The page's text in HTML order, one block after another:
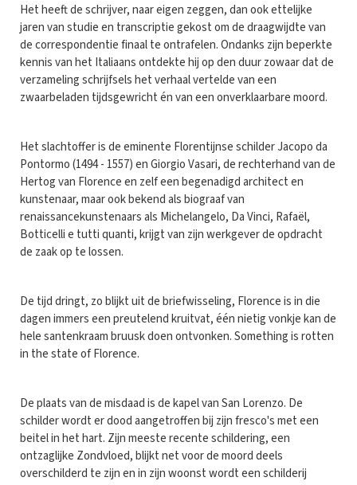
Het heeft de schrijver, naar eigen zeggen, dan ook ettelijke
jaren van studie en transcriptie gekost om de draagwijdte van
de correspondentie finaal te ontrafelen. Ondanks zijn beperkte
kennis van het Italiaans ontdekte hij op den duur zowaar dat de
verzameling schrijfsels het verhaal vertelde van een
zwaarbeladen tijdsgewricht én van een onverklaarbare moord.
Het slachtoffer is de eminente Florentijnse schilder Jacopo da
Pontormo (1494 - 1557) en Giorgio Vasari, de rechterhand van de
Hertog van Florence en zelf een begenadigd architect en
kunstenaar, maar ook bekend als biograaf van
renaissancekunstenaars als Michelangelo, Da Vinci, Rafaël,
Botticelli e tutti quanti, krijgt van zijn werkgever de opdracht
de zaak op te lossen.
De tijd dringt, zo blijkt uit de briefwisseling, Florence is in die
dagen immers een preutelend kruitvat, één nietig vonkje kan de
hele santenkraam bruusk doen ontvonken. Something is rotten
in the state of Florence.
De plaats van de misdaad is de kapel van San Lorenzo. De
schilder wordt er dood aangetroffen bij zijn fresco's met een
beitel in het hart. Zijn meeste recente schildering, een
ontzaglijke Zondvloed, blijkt net voor de moord deels
overschilderd te zijn en in zijn woonst wordt een schilderij